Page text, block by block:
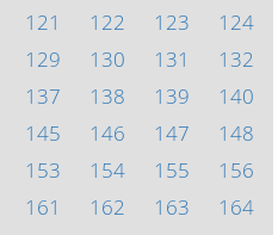
121 122 123
124
129 130 131
132
137 138 139
140
145 146 147
148
153 154 155
156
161 162 163
164